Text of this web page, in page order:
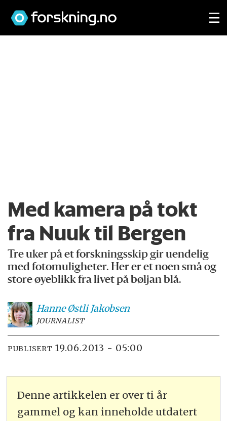
Med kamera på tokt
fra Nuuk til Bergen
Tre uker på et forskningsskip gir uendelig
med fotomuligheter. Her er et noen små og
store øyeblikk fra livet på bøljan blå.
Hanne Østli Jakobsen
JOURNALIST
PUBLISERT 19.06.2013 - 05:00
Denne artikkelen er over ti år
gammel og kan inneholde utdatert